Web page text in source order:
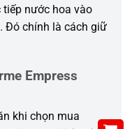
nước hoa vào
Đó chính là cách giữ
Empress
khi chọn mua